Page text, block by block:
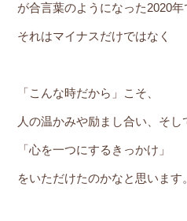
が合言葉のようになった2020
それはマイナスだけではなく
「こんな時だから」こそ、
人の温かみや励まし合い、そし
「心を一つにするきっかけ」
をいただけたのかなと思います。